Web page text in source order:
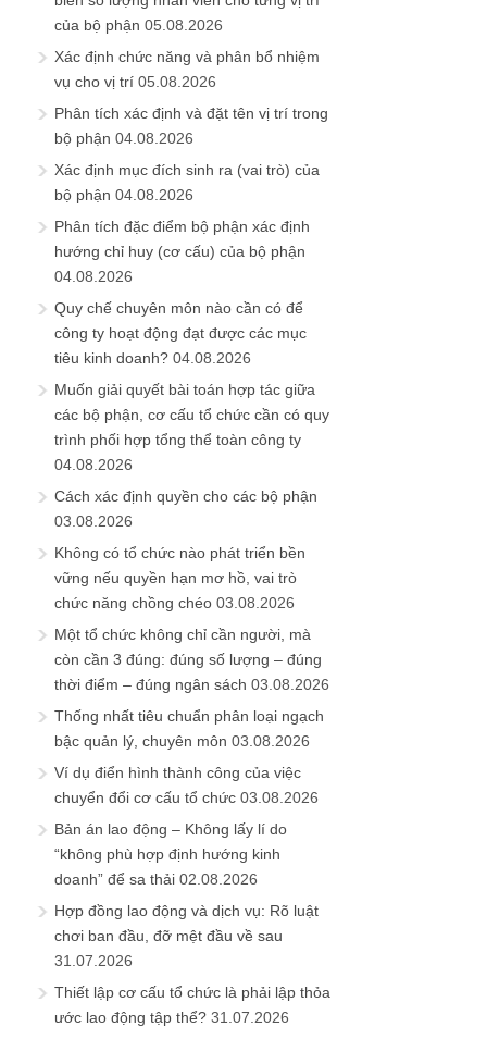
của bộ phận 05.08.2026
Xác định chức năng và phân bổ nhiệm
vụ cho vị trí 05.08.2026
Phân tích xác định và đặt tên vị trí trong
bộ phận 04.08.2026
Xác định mục đích sinh ra (vai trò) của
bộ phận 04.08.2026
Phân tích đặc điểm bộ phận xác định
hướng chỉ huy (cơ cấu) của bộ phận
04.08.2026
Quy chế chuyên môn nào cần có để
công ty hoạt động đạt được các mục
tiêu kinh doanh? 04.08.2026
Muốn giải quyết bài toán hợp tác giữa
các bộ phận, cơ cấu tổ chức cần có quy
trình phối hợp tổng thể toàn công ty
04.08.2026
Cách xác định quyền cho các bộ phận
03.08.2026
Không có tổ chức nào phát triển bền
vững nếu quyền hạn mơ hồ, vai trò
chức năng chồng chéo 03.08.2026
Một tổ chức không chỉ cần người, mà
còn cần 3 đúng: đúng số lượng – đúng
thời điểm – đúng ngân sách 03.08.2026
Thống nhất tiêu chuẩn phân loại ngạch
bậc quản lý, chuyên môn 03.08.2026
Ví dụ điển hình thành công của việc
chuyển đổi cơ cấu tổ chức 03.08.2026
Bản án lao động – Không lấy lí do
“không phù hợp định hướng kinh
doanh” để sa thải 02.08.2026
Hợp đồng lao động và dịch vụ: Rõ luật
chơi ban đầu, đỡ mệt đầu về sau
31.07.2026
Thiết lập cơ cấu tổ chức là phải lập thỏa
ước lao động tập thể? 31.07.2026